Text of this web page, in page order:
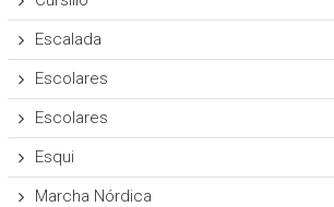
Escalada
Escolares
Escolares
Esqui
Marcha Nórdica